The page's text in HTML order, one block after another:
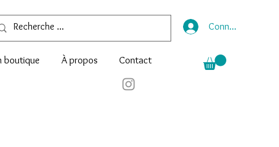
boutique À propos Contact
Connexion